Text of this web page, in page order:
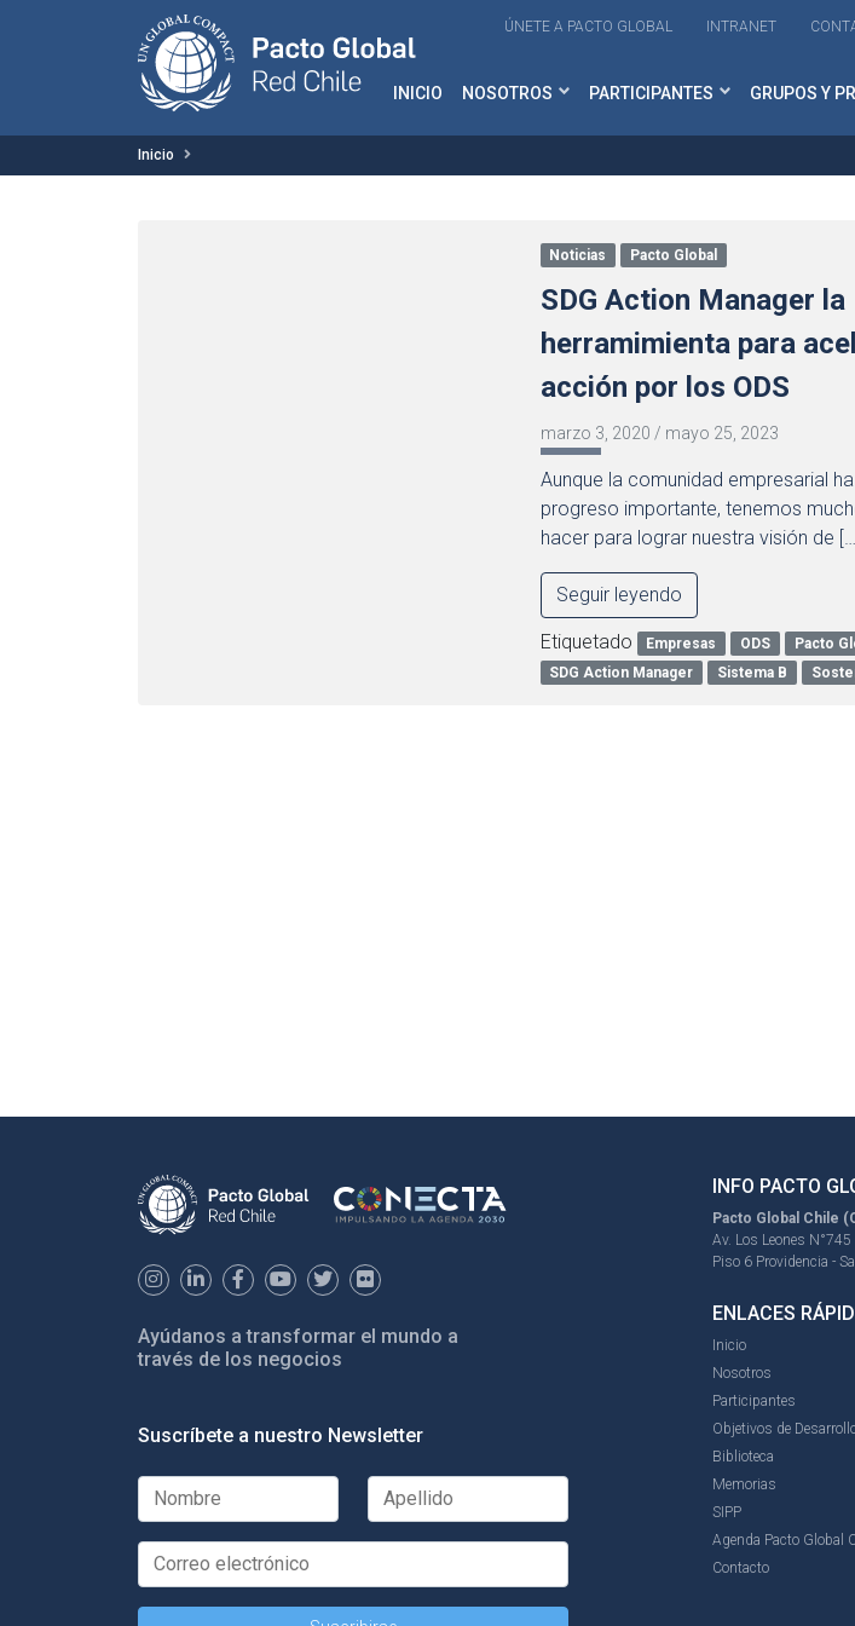
ÚNETE A PACTO GLOBAL INTRANET
INICIO NOSOTROS PARTICIPANTES GRUPOS Y
Inicio
Noticias Pacto Global
SDG Action Manager la
herramimienta para
acción por los ODS
marzo 3, 2020 / mayo 25, 2023
Aunque la comunidad empresarial
progreso importante, tenemos
hacer para lograr nuestra visión de
Seguir leyendo
Etiquetado Empresas ODS
Pacto
SDG Action Manager
Sistema B
Ayúdanos a transformar el mundo a
través de los negocios
Suscríbete a nuestro Newsletter
INFO PACTO
Pacto Global Chile
Av. Los Leones N°745
Piso 6 Providencia -
ENLACES
Inicio
Nosotros
Participantes
Objetivos de
Biblioteca
Memorias
SIPP
Agenda Pacto Global
Contacto